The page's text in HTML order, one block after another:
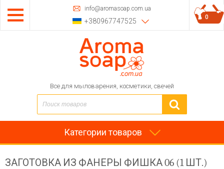
info@aromasoap.com.ua
+380967747525
Все для мыловарения, косметики, свечей
0
Категории товаров
ЗАГОТОВКА ИЗ ФАНЕРЫ ФИШКА 06 (1 ШТ.)